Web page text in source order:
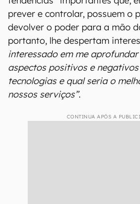
prever e controlar, possuem o
devolver o poder para a mão
portanto, lhe despertam
interessado em me
aspectos positivos e
tecnologias e qual seria o
nossos serviços”.
CONTINUA APÓS A